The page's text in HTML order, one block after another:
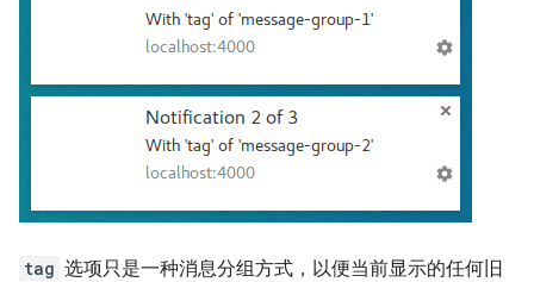
tag 选项只是一种消息分组方式，以便当前显示的任何旧